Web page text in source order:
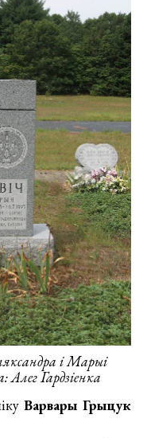
і Марыі
Гардзіенка
Варвары Грыцук